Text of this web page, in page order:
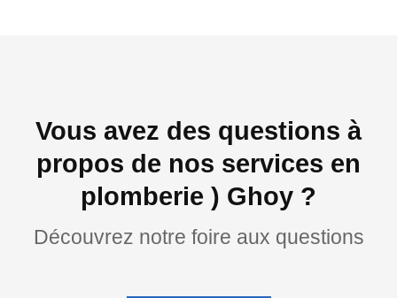
Vous avez des questions à
propos de nos services en
plomberie ) Ghoy ?
Découvrez notre foire aux questions